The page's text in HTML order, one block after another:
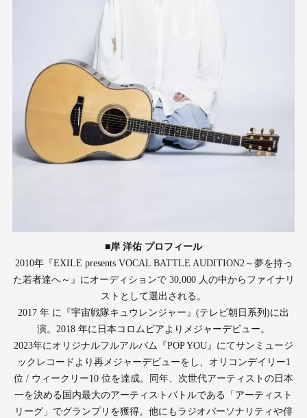
■岸 洋佑 プロフィール
2010年『EXILE presents VOCAL BATTLE AUDITION2～夢を持っ
た若者達へ～』にオーディションで 30,000 人の中からファイナリ
ストとして選出される。
2017 年 に『宇宙戦隊キュウレンジャー』(テレビ朝日系列)に出
演。2018 年に日本コロムビアよりメジャーデビュー。
2023年にオリジナルフルアルバム『POP YOU』にてサンミュージ
ックレコードより再メジャーデビューをし、オリコンデイリー1
位 / ウィークリー10 位を達成。同年、次世代アーティストの日本
一を決める国内最大のアーティストバトルである「アーティスト
リーグ」でグランプリを獲得。他にもラジオパーソナリティや俳